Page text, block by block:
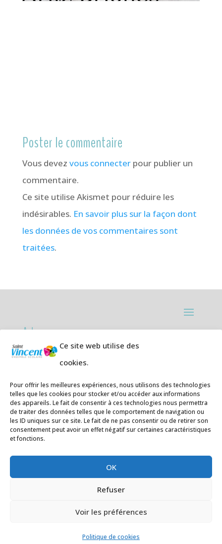
Ce site web utilise des
cookies.
Pour offrir les meilleures expériences, nous utilisons des technologies
telles que les cookies pour stocker et/ou accéder aux informations
des appareils. Le fait de consentir à ces technologies nous permettra
de traiter des données telles que le comportement de navigation ou
les ID uniques sur ce site. Le fait de ne pas consentir ou de retirer son
consentement peut avoir un effet négatif sur certaines caractéristiques
et fonctions.
OK
Refuser
Voir les préférences
Politique de cookies
Poster le commentaire
Vous devez vous connecterpour publier un
commentaire.
Ce site utilise Akismet pour réduire les
indésirables. En savoir plus sur la façon dont
les données de vos commentaires sont
traitées.
Adresses:
Ecole primaire de la Plage,
Téléphone05 59 20 67 28
Collège Hendaye ville,1 rue de la
Libération 64700 Hendaye
Téléphone 05 59 48 89 00
E-mail:secretariat@saintvincent.eus